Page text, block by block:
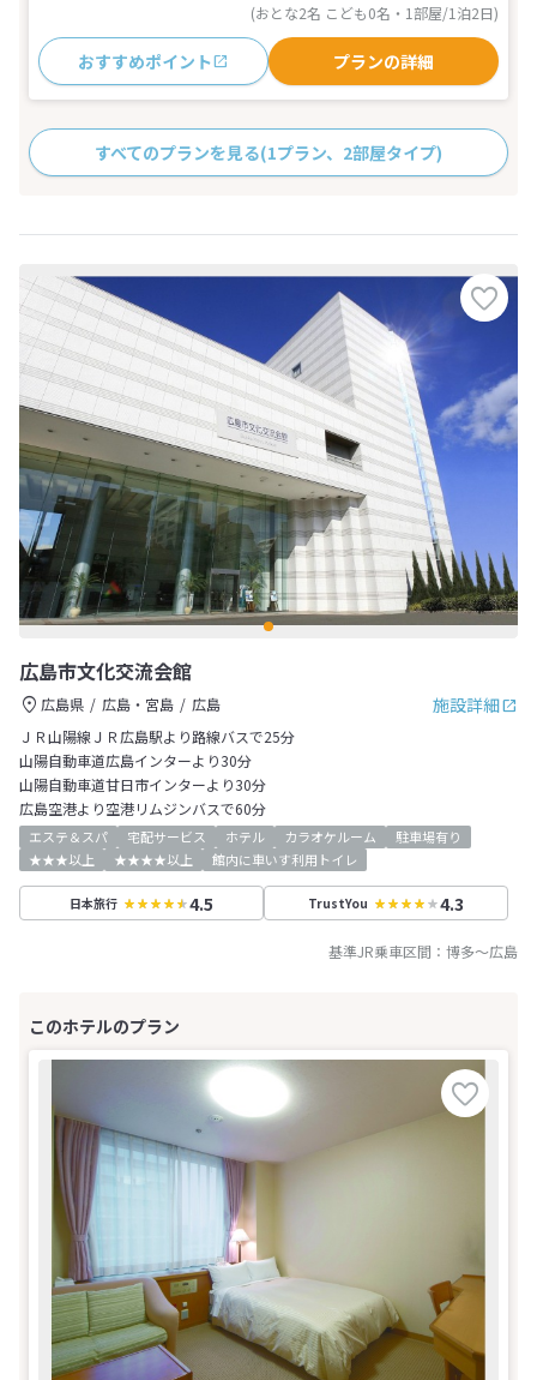
(おとな2名 こども0名・1部屋/1泊2日)
おすすめポイント プランの詳細
すべてのプランを見る(1プラン、2部屋タイプ)
広島市文化交流会館
施設詳細
広島県 広島・宮島
広島
ＪＲ山陽線ＪＲ広島駅より路線バスで25分
山陽自動車道広島インターより30分
山陽自動車道甘日市インターより30分
広島空港より空港リムジンバスで60分
エステ＆スパ 宅配サービス ホテル カラオケルーム
駐車場有り
★★★以上
★★★★以上 館内に車いす利用トイレ
日本旅行 4.5 TrustYou 4.3
基準JR乗車区間： 博多～広島